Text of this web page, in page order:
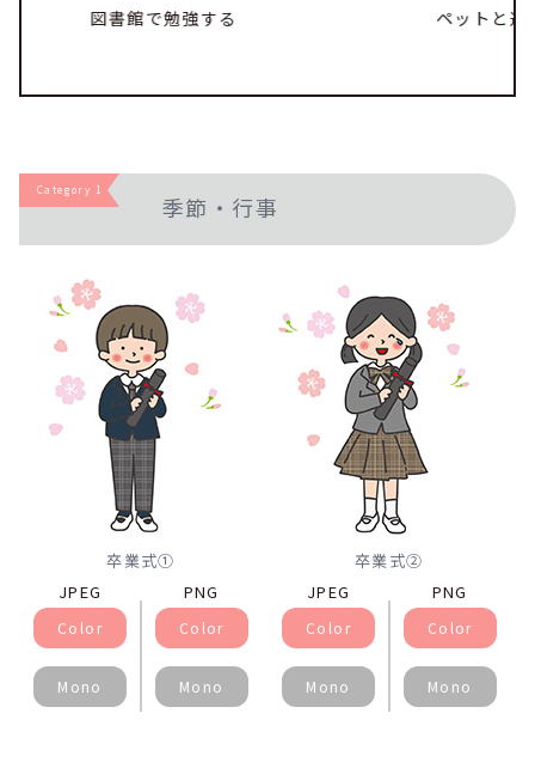
図書館で勉強する ペットと過ごす
Category 1
季節・行事
卒業式①
JPEG
Color
Mono
PNG
Color
Mono
卒業式②
JPEG
Color
Mono
PNG
Color
Mono